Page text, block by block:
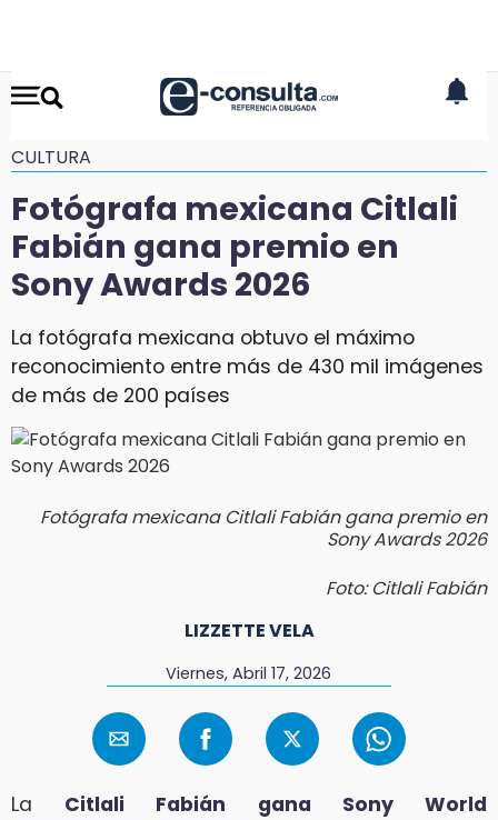
CULTURA
Fotógrafa mexicana Citlali
Fabián gana premio en
Sony Awards 2026
La fotógrafa mexicana obtuvo el máximo
reconocimiento entre más de 430 mil imágenes
de más de 200 países
Fotógrafa mexicana Citlali Fabián gana premio en
Sony Awards 2026
Foto: Citlali Fabián
LIZZETTE VELA
Viernes, Abril 17, 2026
La Citlali Fabián gana Sony World